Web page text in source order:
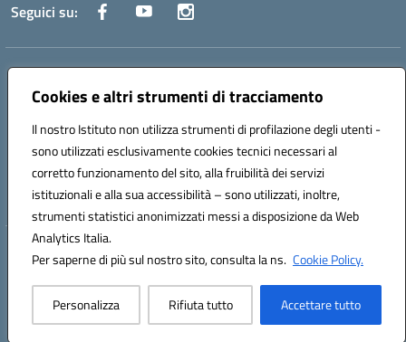
Cookies e altri strumenti di tracciamento
Il nostro Istituto non utilizza strumenti di profilazione degli utenti -
sono utilizzati esclusivamente cookies tecnici necessari al
corretto funzionamento del sito, alla fruibilità dei servizi
istituzionali e alla sua accessibilità – sono utilizzati, inoltre,
strumenti statistici anonimizzati messi a disposizione da Web
Analytics Italia.
Per saperne di più sul nostro sito, consulta la ns. Cookie Policy.
Personalizza Rifiuta tutto Accettare tutto
Seguici su:
Indirizzo:
Centralino:0882 331218 Email:fgps210002@istruzione.it
Codice fiscale: 93071630714
Codice meccanografico:
FGPS210002
Codice unico di fatturazione (CUF): UF7W9K
Hosting & Powered by 3D Solution S.r.l.
Concept & Design by Designers Italia